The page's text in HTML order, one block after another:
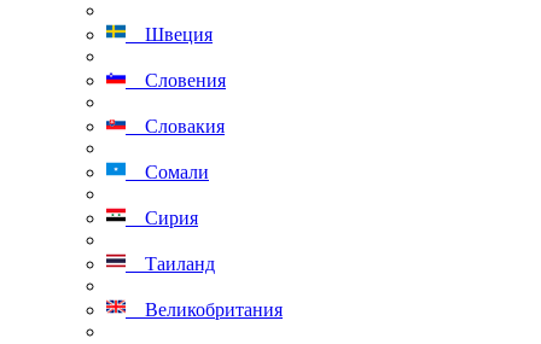
Швеция
Словения
Словакия
Сомали
Сирия
Таиланд
Великобритания